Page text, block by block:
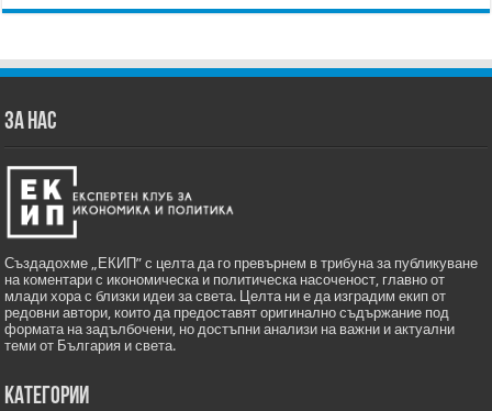
ЗА НАС
Създадохме „ЕКИП” с целта да го превърнем в трибуна за публикуване
на коментари с икономическа и политическа насоченост, главно от
млади хора с близки идеи за света. Целта ни е да изградим екип от
редовни автори, които да предоставят оригинално съдържание под
формата на задълбочени, но достъпни анализи на важни и актуални
теми от България и света.
Категории